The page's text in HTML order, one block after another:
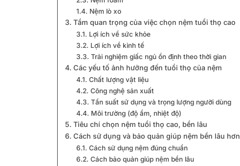
1.4. Nệm lò xo
3. Tầm quan trọng của việc chọn nệm tuổi thọ cao
3.1. Lợi ích về sức khỏe
3.2. Lợi ích về kinh tế
3.3. Trải nghiệm giấc ngủ ổn định theo thời gian
4. Các yếu tố ảnh hưởng đến tuổi thọ của nệm
4.1. Chất lượng vật liệu
4.2. Công nghệ sản xuất
4.3. Tần suất sử dụng và trọng lượng người dùng
4.4. Môi trường (độ ẩm, nhiệt độ)
5. Tiêu chí chọn nệm tuổi thọ cao, bền lâu
6. Cách sử dụng và bảo quản giúp nệm bền lâu hơn
6.1. Cách sử dụng nệm đúng chuẩn
6.2. Cách bảo quản giúp nệm bền lâu